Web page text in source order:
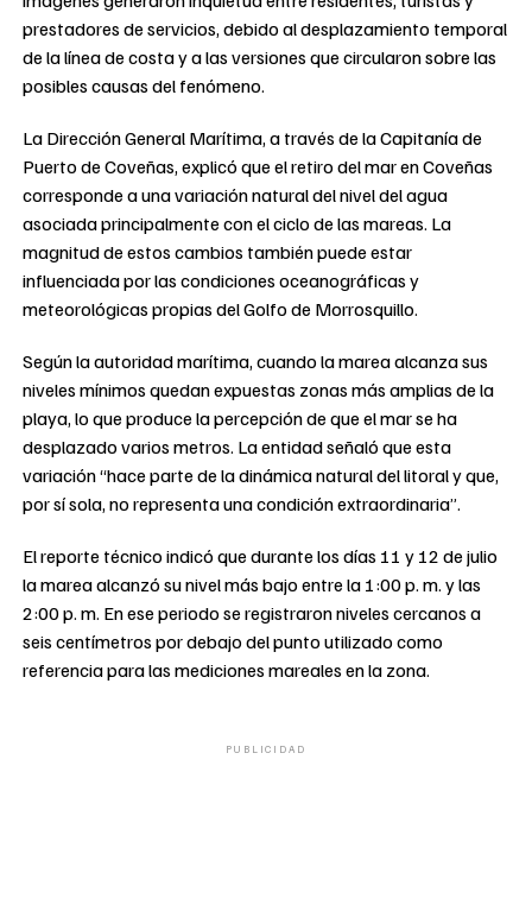
prestadores de servicios, debido al desplazamiento temporal
de la línea de costa y a las versiones que circularon sobre las
posibles causas del fenómeno.
La Dirección General Marítima, a través de la Capitanía de
Puerto de Coveñas, explicó que el retiro del mar en Coveñas
corresponde a una variación natural del nivel del agua
asociada principalmente con el ciclo de las mareas. La
magnitud de estos cambios también puede estar
influenciada por las condiciones oceanográficas y
meteorológicas propias del Golfo de Morrosquillo.
Según la autoridad marítima, cuando la marea alcanza sus
niveles mínimos quedan expuestas zonas más amplias de la
playa, lo que produce la percepción de que el mar se ha
desplazado varios metros. La entidad señaló que esta
variación “hace parte de la dinámica natural del litoral y que,
por sí sola, no representa una condición extraordinaria”.
El reporte técnico indicó que durante los días 11 y 12 de julio
la marea alcanzó su nivel más bajo entre la 1:00 p. m. y las
2:00 p. m. En ese periodo se registraron niveles cercanos a
seis centímetros por debajo del punto utilizado como
referencia para las mediciones mareales en la zona.
PUBLICIDAD